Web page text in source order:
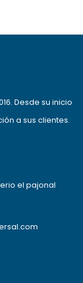
Desde su inicio
a sus clientes.
el pajonal